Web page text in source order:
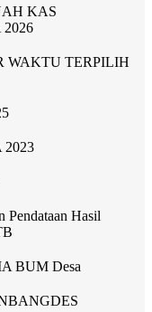
KAS
WAKTU TERPILIH
2023
Pendataan Hasil
BUM Desa